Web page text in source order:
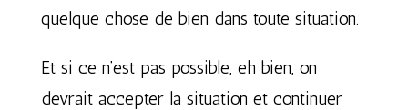
quelque chose de bien dans toute situation.
Et si ce n’est pas possible, eh bien, on
devrait accepter la situation et continuer